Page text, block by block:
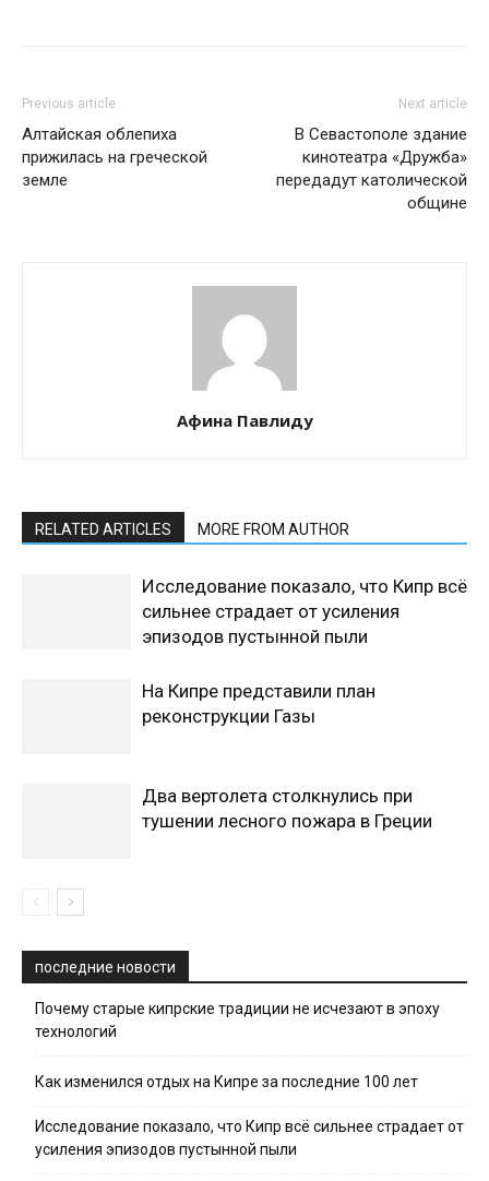
Previous article
Алтайская облепиха
прижилась на греческой
земле
Next article
В Севастополе здание
кинотеатра «Дружба»
передадут католической
общине
Афина Павлиду
RELATED ARTICLES MORE FROM AUTHOR
Исследование показало, что Кипр всё
сильнее страдает от усиления
эпизодов пустынной пыли
На Кипре представили план
реконструкции Газы
Два вертолета столкнулись при
тушении лесного пожара в Греции
последние новости
Почему старые кипрские традиции не исчезают в эпоху
технологий
Как изменился отдых на Кипре за последние 100 лет
Исследование показало, что Кипр всё сильнее страдает от
усиления эпизодов пустынной пыли